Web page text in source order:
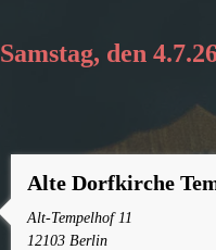
Samstag, den
Alte Dorfkirche
Alt-Tempelhof 11
12103 Berlin